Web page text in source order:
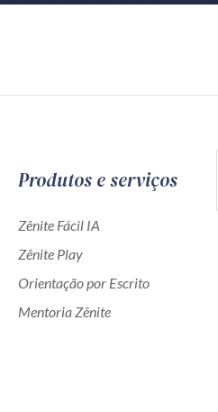
Produtos e serviços
Zênite Fácil IA
Zênite Play
Orientação por Escrito
Mentoria Zênite